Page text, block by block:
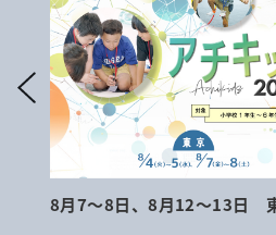
8月7～8日、8月12～13日